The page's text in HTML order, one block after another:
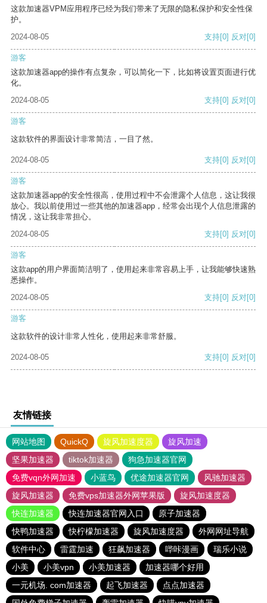
这款加速器VPM应用程序已经为我们带来了无限的隐私保护和安全性保
护。
2024-08-05
支持[0] 反对[0]
游客
这款加速器app的操作有点复杂，可以简化一下，比如将设置页面进行优
化。
2024-08-05
支持[0] 反对[0]
游客
这款软件的界面设计非常简洁，一目了然。
2024-08-05 支持[0] 反对[0]
游客
这款加速器app的安全性很高，使用过程中不会泄露个人信息，这让我很
放心。我以前使用过一些其他的加速器app，经常会出现个人信息泄露的
情况，这让我非常担心。
2024-08-05
支持[0] 反对[0]
游客
这款app的用户界面简洁明了，使用起来非常容易上手，让我能够快速熟
悉操作。
2024-08-05
支持[0] 反对[0]
游客
这款软件的设计非常人性化，使用起来非常舒服。
2024-08-05 支持[0] 反对[0]
友情链接
网站地图 QuickQ 旋风加速度器
旋风加速
坚果加速器
tiktok加速器
狗急加速器官网
免费vqn外网加速
小蓝鸟 优途加速器官网
风驰加速器
旋风加速器
免费vps加速器外网苹果版
旋风加速度器
快连加速器
快连加速器官网入口
原子加速器
快鸭加速器
快柠檬加速器 旋风加速度器
外网网址导航
软件中心
雷霆加速 狂飙加速器 哔咔漫画
瑞乐小说
小美
小美vpn 小美加速器
加速器哪个好用
一元机场. com加速器
起飞加速器
点点加速器